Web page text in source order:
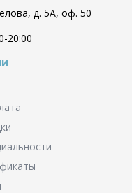
д. 5А, оф. 50
20:00